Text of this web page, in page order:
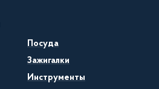
Посуда
Зажигалки
Инструменты